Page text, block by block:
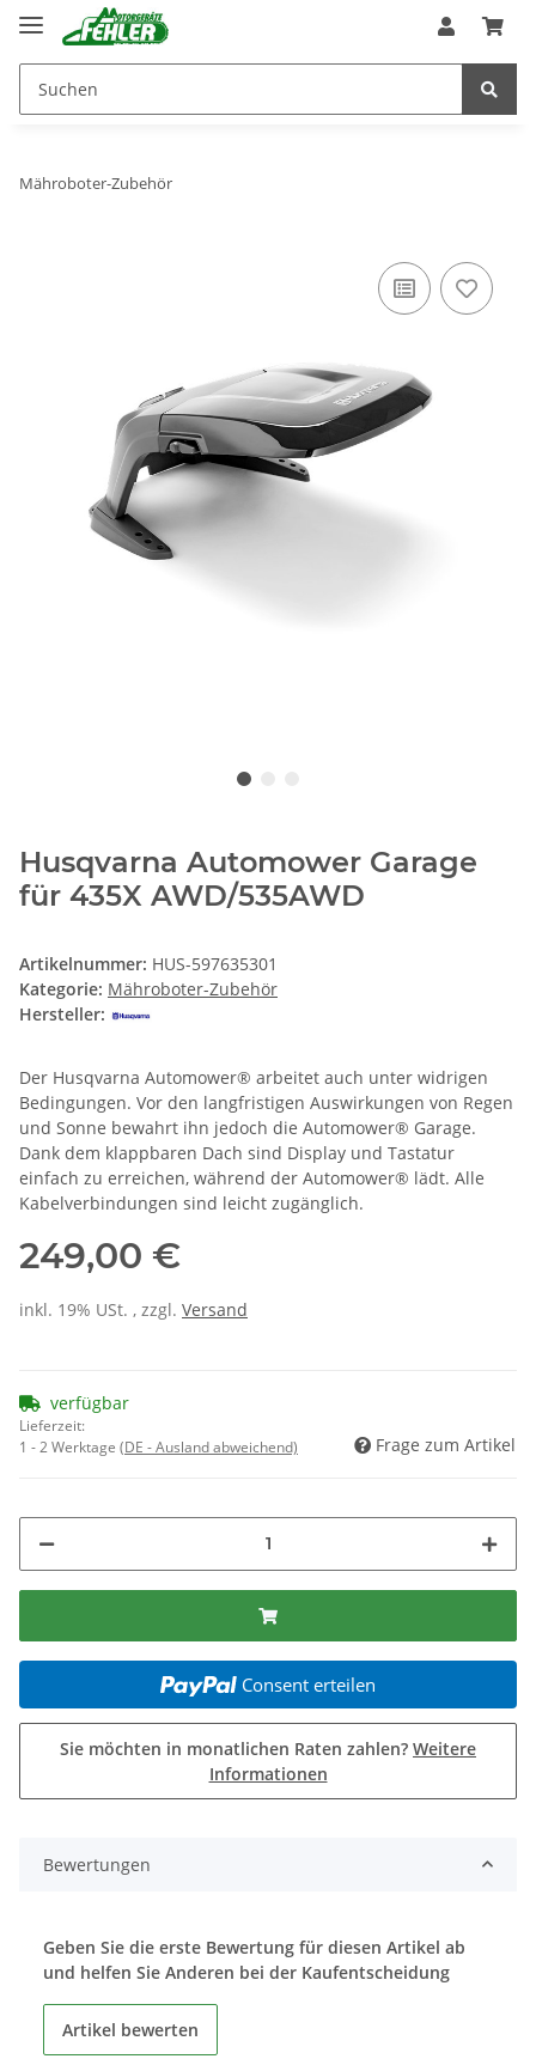
Mähroboter-Zubehör
Husqvarna Automower Garage
für 435X AWD/535AWD
Artikelnummer: HUS-597635301
Kategorie: Mähroboter-Zubehör
Hersteller:
Der Husqvarna Automower® arbeitet auch unter widrigen
Bedingungen. Vor den langfristigen Auswirkungen von Regen
und Sonne bewahrt ihn jedoch die Automower® Garage.
Dank dem klappbaren Dach sind Display und Tastatur
einfach zu erreichen, während der Automower® lädt. Alle
Kabelverbindungen sind leicht zugänglich.
249,00 €
inkl. 19% USt. , zzgl. Versand
verfügbar
Lieferzeit:
1 - 2 Werktage (DE - Ausland abweichend) Frage zum Artikel
Consent erteilen
Sie möchten in monatlichen Raten zahlen? Weitere
Informationen
Bewertungen
Geben Sie die erste Bewertung für diesen Artikel ab
und helfen Sie Anderen bei der Kaufentscheidung
Artikel bewerten